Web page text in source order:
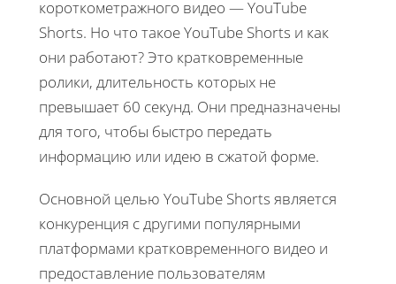
короткометражного видео — YouTube
Shorts. Но что такое YouTube Shorts и как
они работают? Это кратковременные
ролики, длительность которых не
превышает 60 секунд. Они предназначены
для того, чтобы быстро передать
информацию или идею в сжатой форме.
Основной целью YouTube Shorts является
конкуренция с другими популярными
платформами кратковременного видео и
предоставление пользователям